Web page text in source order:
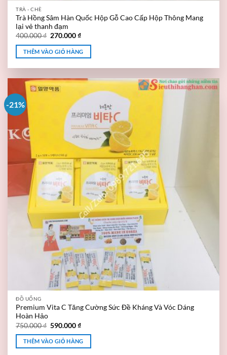
TRÀ - CHÈ
Trà Hồng Sâm Hàn Quốc Hộp Gỗ Cao Cấp Hộp Thông Mang
lại vẻ thanh đạm
400.000₫ 270.000₫
THÊM VÀO GIỎ HÀNG
-21%
ĐỒ UỐNG
Premium Vita C Tăng Cường Sức Đề Kháng Và Vóc Dáng
Hoàn Hảo
750.000₫ 590.000₫
THÊM VÀO GIỎ HÀNG